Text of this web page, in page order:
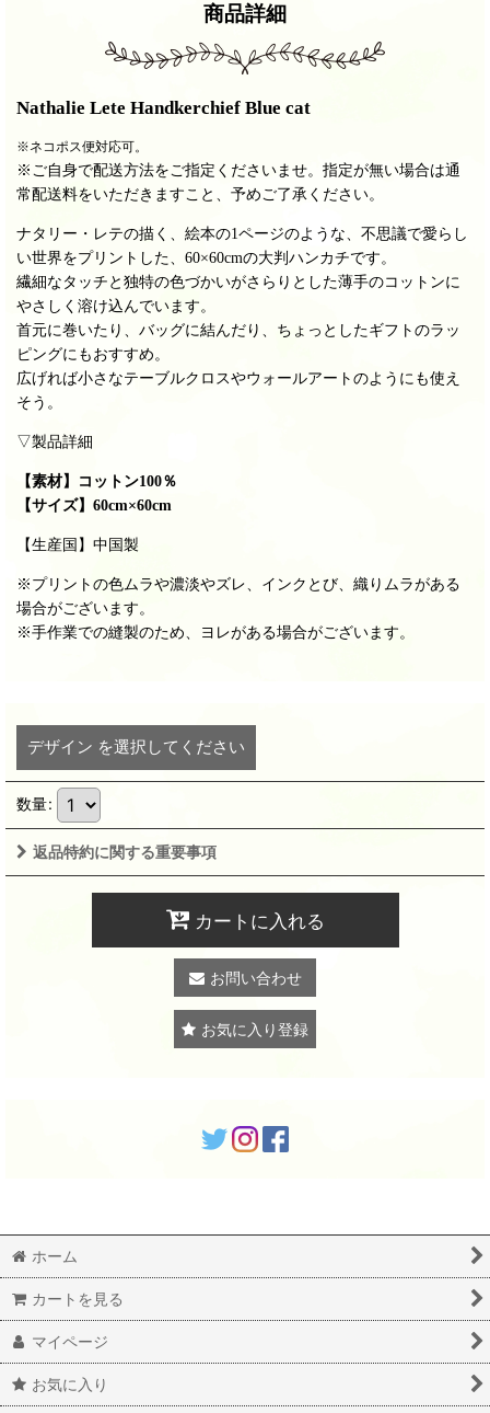
商品詳細
Nathalie Lete Handkerchief Blue cat
※ネコポス便対応可。
※ご自身で配送方法をご指定くださいませ。指定が無い場合は通
常配送料をいただきますこと、予めご了承ください。
ナタリー・レテの描く、絵本の1ページのような、不思議で愛らし
い世界をプリントした、60×60cmの大判ハンカチです。
繊細なタッチと独特の色づかいがさらりとした薄手のコットンに
やさしく溶け込んでいます。
首元に巻いたり、バッグに結んだり、ちょっとしたギフトのラッ
ピングにもおすすめ。
広げれば小さなテーブルクロスやウォールアートのようにも使え
そう。
▽製品詳細
【素材】
コットン100％
【サイズ】 60cm×60cm
【生産国】中国製
※プリントの色ムラや濃淡やズレ、インクとび、織りムラがある
場合がございます。
※手作業での縫製のため、ヨレがある場合がございます。
デザイン を選択してください
数量:
返品特約に関する重要事項
カートに入れる
お問い合わせ
お気に入り登録
ホーム
カートを見る
マイページ
お気に入り